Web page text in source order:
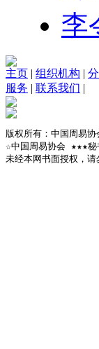
李
主页 | 组织机构 |
服务 | 联系我们 |
版权所有：中国周易协
☆中国周易协会 ★★★
未经本网书面授权，